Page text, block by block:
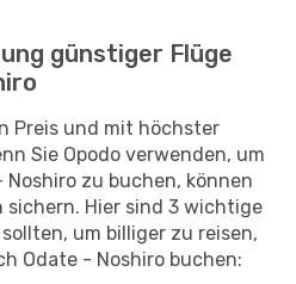
günstiger Flüge
Preis und mit höchster
Sie Opodo verwenden, um
zu buchen, können
sichern. Hier sind 3 wichtige
um billiger zu reisen,
Odate - Noshiro buchen: